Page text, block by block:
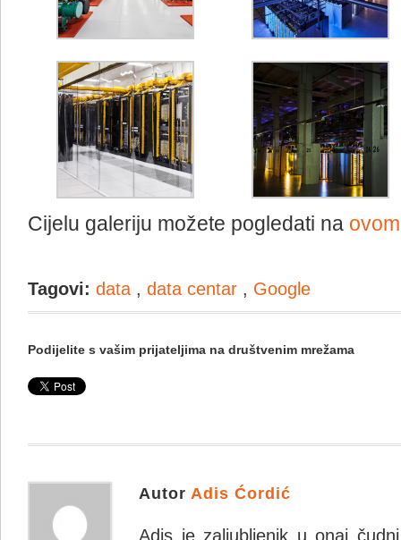
Cijelu galeriju možete pogledati na
Tagovi: data , data centar , Google
Podijelite s vašim prijateljima na društvenim mrežama
Autor Adis Ćordić
Adis je zaljubljenik u onaj